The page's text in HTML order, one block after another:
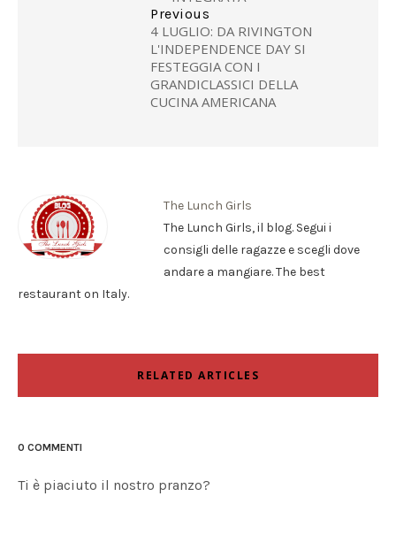
Previous
4 LUGLIO: DA RIVINGTON
L'INDEPENDENCE DAY SI
FESTEGGIA CON I
GRANDICLASSICI DELLA
CUCINA AMERICANA
The Lunch Girls
The Lunch Girls, il blog. Segui i
consigli delle ragazze e scegli dove
andare a mangiare. The best
restaurant on Italy.
RELATED ARTICLES
0 COMMENTI
Ti è piaciuto il nostro pranzo?